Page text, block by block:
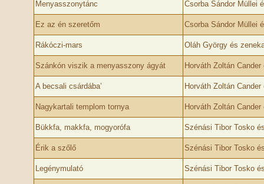
Menyasszonytánc Csorba Sándor Müllei
Ez az én szeretőm Csorba Sándor Müllei
Rákóczi-mars Oláh György és
Szánkón viszik a menyasszony ágyát Horváth Zoltán
A becsali csárdába’ Horváth Zoltán
Nagykartali templom tornya Horváth Zoltán
Bükkfa, makkfa, mogyorófa Szénási Tibor Tosko
Érik a szőlő Szénási Tibor Tosko
Legénymulató Szénási Tibor Tosko